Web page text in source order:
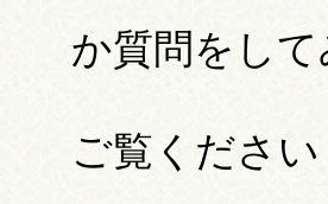
か質問をして
ご覧ください